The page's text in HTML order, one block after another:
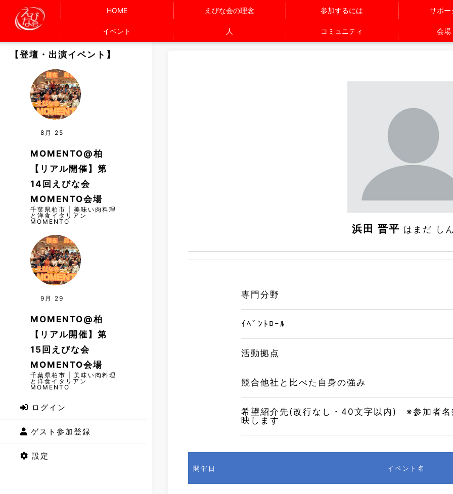
HOME えびな会の理念 参加するには サポー
イベント 人 コミュニティ 会場
浜田 晋平 はまだ し
専門分野
ｲﾍﾞﾝﾄﾛｰﾙ
活動拠点
競合他社と比べた自身の強み
希望紹介先(改行なし・40文字以内) ※参加者名
映します
開催日 イベント名
【登壇・出演イベント】
8月 25
MOMENTO@柏
【リアル開催】第
14回えびな会
MOMENTO会場
千葉県柏市 | 美味い肉料理
と洋食イタリアン
MOMENTO
9月 29
MOMENTO@柏
【リアル開催】第
15回えびな会
MOMENTO会場
千葉県柏市 | 美味い肉料理
と洋食イタリアン
MOMENTO
ログイン
ゲスト参加登録
設定